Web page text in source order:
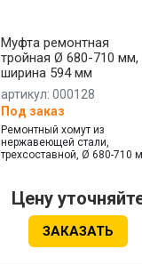
Муфта ремонтная
тройная Ø 680-710 мм,
ширина 594 мм
артикул: 000128
Под заказ
Ремонтный хомут из
нержавеющей стали,
трехсоставной, Ø 680-710
Цену
ЗАКАЗАТЬ